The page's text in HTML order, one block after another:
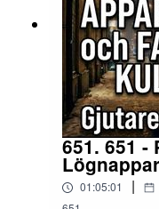
#Bryssel #EU
#politik #Bidrag
#opposition
#riksdagen
651. 651 -
01:05:01 |